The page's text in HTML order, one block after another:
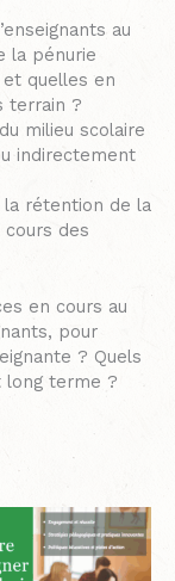
au
la pénurie
quelles en
terrain ?
milieu scolaire
indirectement
la rétention de la
des
en cours au
pour
? Quels
terme ?
Plage
de
prix :
12.50$
Ce
produit
a